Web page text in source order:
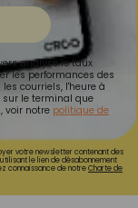
analyse le taux
les performances des
courriels, l'heure à
le terminal que
voir notre politique de
votre newsletter contenant des
le lien de désabonnement
connaissance de notreCharte de